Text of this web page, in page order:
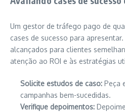
Um gestor de tráfego pago de
cases de sucesso para
alcançados para clientes
atenção ao ROI e às estratégias
Solicite estudos de caso: Peça
campanhas bem-sucedidas.
Verifique depoimentos: